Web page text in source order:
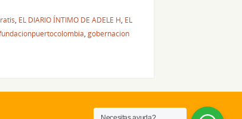
, EL DIARIO ÍNTIMO DE ADELE H, EL
, gobernacion